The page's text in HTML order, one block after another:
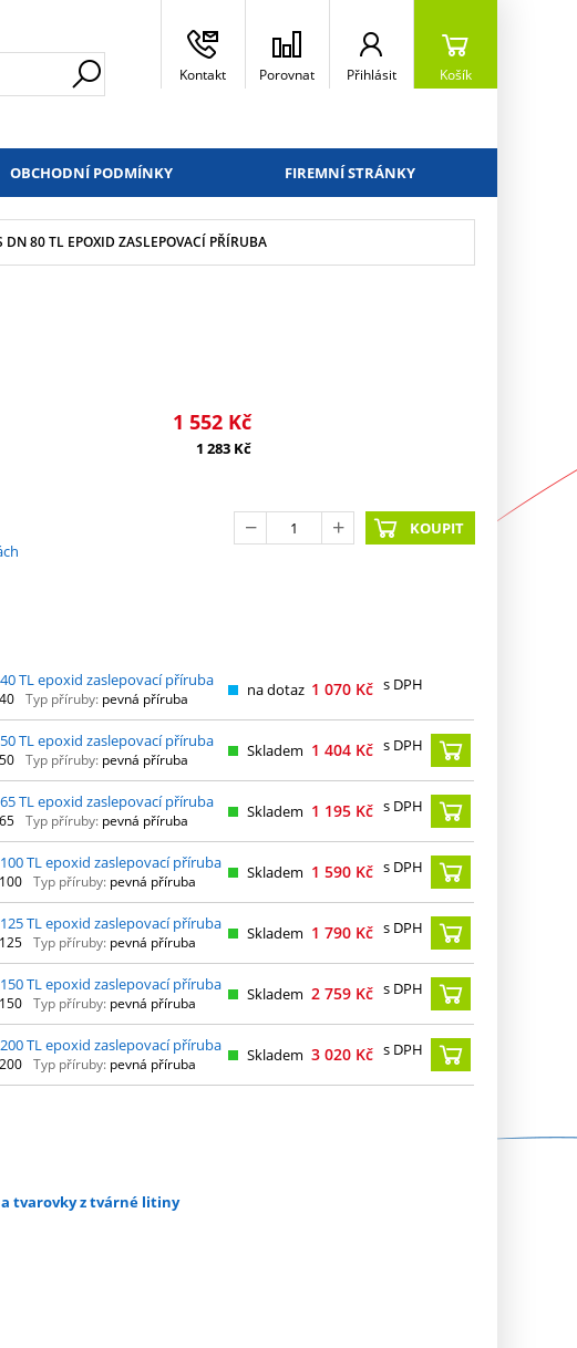
Kontakt Porovnat Přihlásit Košík
OBCHODNÍ PODMÍNKY FIREMNÍ STRÁNKY
DN 80 TL EPOXID ZASLEPOVACÍ PŘÍRUBA
1 552 Kč
1 283 Kč
KOUPIT
TL epoxid zaslepovací příruba
40 Typ příruby: pevná příruba na dotaz 1 070 Kč s DPH
TL epoxid zaslepovací příruba
50 Typ příruby: pevná příruba Skladem 1 404 Kč s DPH
TL epoxid zaslepovací příruba
65 Typ příruby: pevná příruba Skladem 1 195 Kč s DPH
TL epoxid zaslepovací příruba
100 Typ příruby: pevná příruba Skladem 1 590 Kč s DPH
TL epoxid zaslepovací příruba
125 Typ příruby: pevná příruba Skladem 1 790 Kč s DPH
TL epoxid zaslepovací příruba
150 Typ příruby: pevná příruba Skladem 2 759 Kč s DPH
TL epoxid zaslepovací příruba
200 Typ příruby: pevná příruba Skladem 3 020 Kč s DPH
a tvarovky z tvárné litiny